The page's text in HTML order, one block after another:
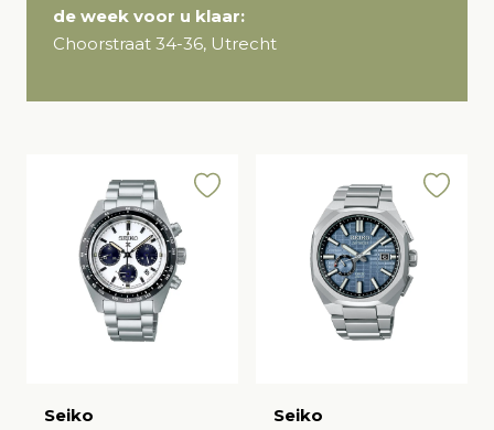
de week voor u klaar:
Choorstraat 34-36, Utrecht
Seiko Seiko